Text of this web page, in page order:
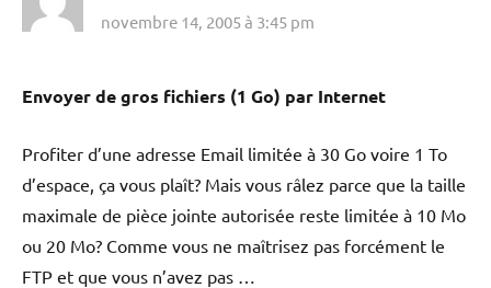
novembre 14, 2005 à 3:45 pm
Envoyer de gros fichiers (1 Go) par Internet
Profiter d’une adresse Email limitée à 30 Go voire 1 To
d’espace, ça vous plaît? Mais vous râlez parce que la taille
maximale de pièce jointe autorisée reste limitée à 10 Mo
ou 20 Mo? Comme vous ne maîtrisez pas forcément le
FTP et que vous n’avez pas …